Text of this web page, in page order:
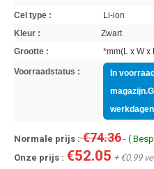
Cel type :
Li-ion
Kleur :
Zwart
Grootte :
*mm(L x W x
Voorraadstatus :
In
werkdagen
Normale prijs :€74.36 - (
Onze prijs : €52.05 + €0.99